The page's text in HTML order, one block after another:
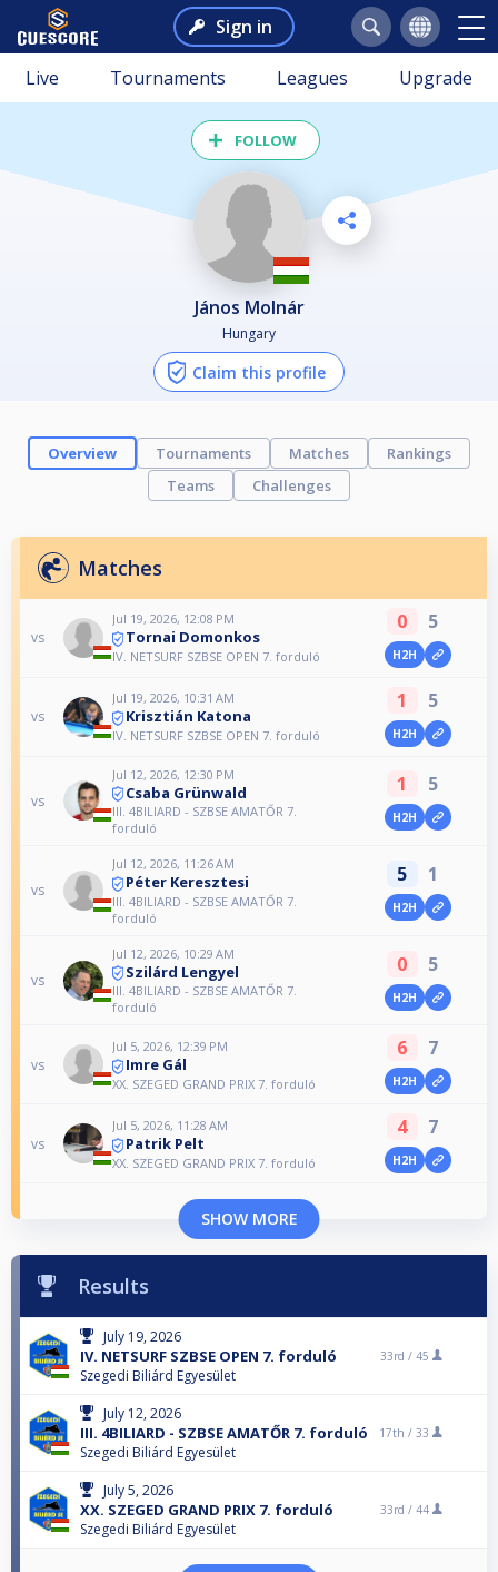
Sign in
Live Tournaments Leagues Upgrade
FOLLOW
János Molnár
Hungary
Claim this profile
Overview Tournaments Matches
Rankings
Teams
Challenges
Matches
vs
Jul 19, 2026, 12:08 PM
Tornai Domonkos
IV. NETSURF SZBSE OPEN 7. forduló
0 5
H2H
vs
Jul 19, 2026, 10:31 AM
Krisztián Katona
IV. NETSURF SZBSE OPEN 7. forduló
1 5
H2H
vs
Jul 12, 2026, 12:30 PM
Csaba Grünwald
III. 4BILIARD - SZBSE AMATŐR 7.
forduló
1 5
H2H
vs
Jul 12, 2026, 11:26 AM
Péter Keresztesi
III. 4BILIARD - SZBSE AMATŐR 7.
forduló
5 1
H2H
vs
Jul 12, 2026, 10:29 AM
Szilárd Lengyel
III. 4BILIARD - SZBSE AMATŐR 7.
forduló
0 5
H2H
vs
Jul 5, 2026, 12:39 PM
Imre Gál
XX. SZEGED GRAND PRIX 7. forduló
6 7
H2H
vs
Jul 5, 2026, 11:28 AM
Patrik Pelt
XX. SZEGED GRAND PRIX 7. forduló
4 7
H2H
SHOW MORE
Results
July 19, 2026
IV. NETSURF SZBSE OPEN 7. forduló
Szegedi Biliárd Egyesület
33rd / 45
July 12, 2026
III. 4BILIARD - SZBSE AMATŐR 7. forduló
Szegedi Biliárd Egyesület
17th / 33
July 5, 2026
XX. SZEGED GRAND PRIX 7. forduló
Szegedi Biliárd Egyesület
33rd / 44